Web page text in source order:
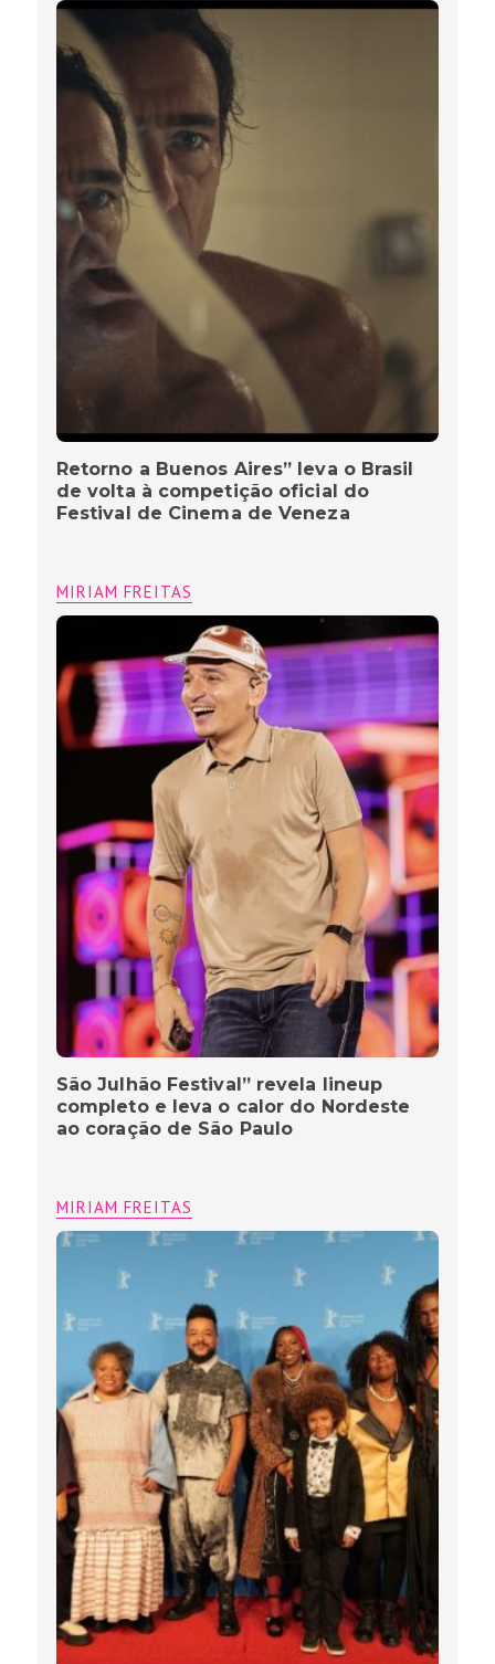
Retorno a Buenos Aires” leva o Brasil
de volta à competição oficial do
Festival de Cinema de Veneza
MIRIAM FREITAS
São Julhão Festival” revela lineup
completo e leva o calor do Nordeste
ao coração de São Paulo
MIRIAM FREITAS